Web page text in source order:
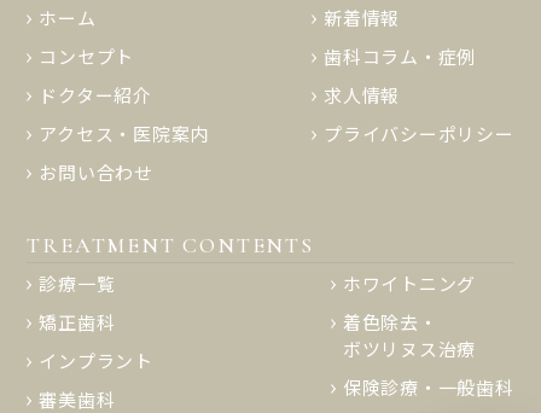
ホーム
コンセプト
ドクター紹介
アクセス・医院案内
お問い合わせ
新着情報
歯科コラム・症例
求人情報
プライバシーポリシー
TREATMENT CONTENTS
診療一覧
矯正歯科
インプラント
審美歯科
ホワイトニング
着色除去・
ボツリヌス治療
保険診療・一般歯科